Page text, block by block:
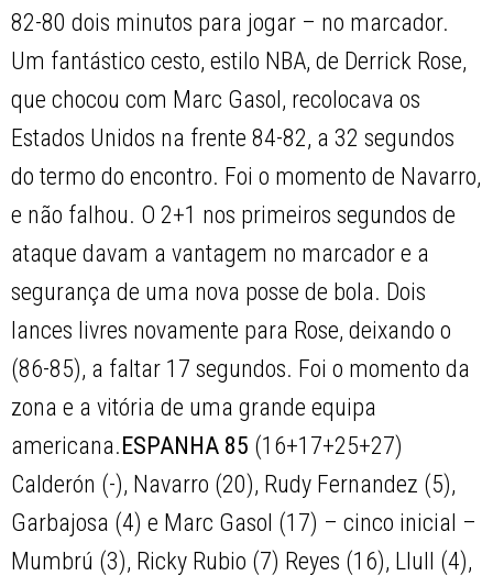
82-80 dois minutos para jogar – no marcador.
Um fantástico cesto, estilo NBA, de Derrick Rose,
que chocou com Marc Gasol, recolocava os
Estados Unidos na frente 84-82, a 32 segundos
do termo do encontro. Foi o momento de Navarro,
e não falhou. O 2+1 nos primeiros segundos de
ataque davam a vantagem no marcador e a
segurança de uma nova posse de bola. Dois
lances livres novamente para Rose, deixando o
(86-85), a faltar 17 segundos. Foi o momento da
zona e a vitória de uma grande equipa
americana. ESPANHA 85 (16+17+25+27)
Calderón (-), Navarro (20), Rudy Fernandez (5),
Garbajosa (4) e Marc Gasol (17) – cinco inicial –
Mumbrú (3), Ricky Rubio (7) Reyes (16), Llull (4),